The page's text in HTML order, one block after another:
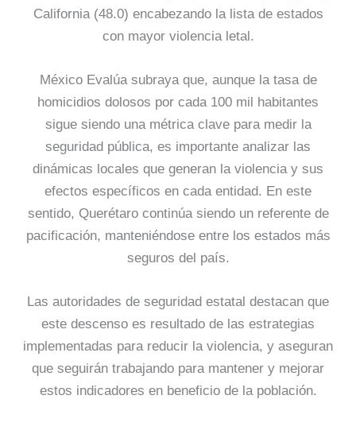
California (48.0) encabezando la lista de estados
con mayor violencia letal.
México Evalúa subraya que, aunque la tasa de
homicidios dolosos por cada 100 mil habitantes
sigue siendo una métrica clave para medir la
seguridad pública, es importante analizar las
dinámicas locales que generan la violencia y sus
efectos específicos en cada entidad. En este
sentido, Querétaro continúa siendo un referente de
pacificación, manteniéndose entre los estados más
seguros del país.
Las autoridades de seguridad estatal destacan que
este descenso es resultado de las estrategias
implementadas para reducir la violencia, y aseguran
que seguirán trabajando para mantener y mejorar
estos indicadores en beneficio de la población.